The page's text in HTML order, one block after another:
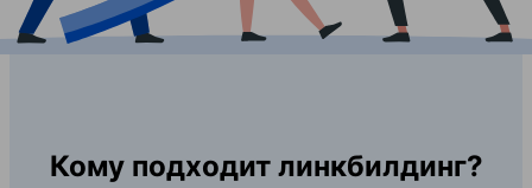
Кому подходит линкбилдинг?